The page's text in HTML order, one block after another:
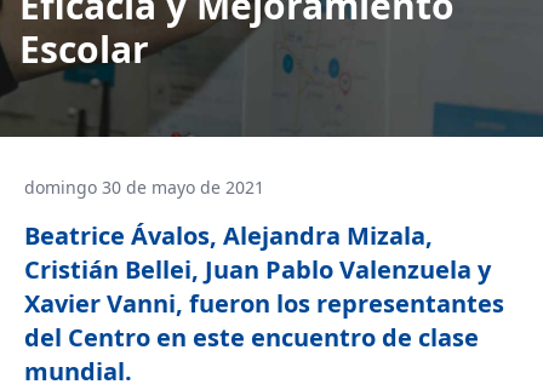
Escolar
domingo 30 de mayo de 2021
Beatrice Ávalos, Alejandra Mizala,
Cristián Bellei, Juan Pablo Valenzuela y
Xavier Vanni, fueron los representantes
del Centro en este encuentro de clase
mundial.